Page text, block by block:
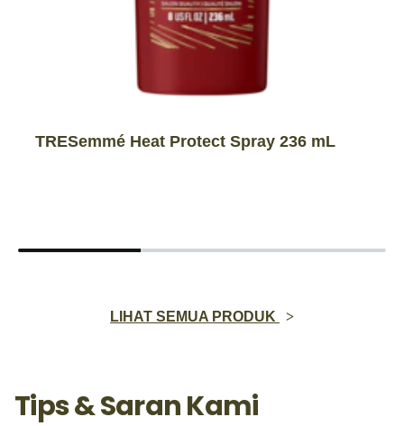
TRESemmé Heat Protect Spray 236 mL
LIHAT SEMUA PRODUK
Tips & Saran Kami